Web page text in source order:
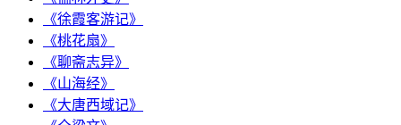
《徐霞客游记》
《桃花扇》
《聊斋志异》
《山海经》
《大唐西域记》